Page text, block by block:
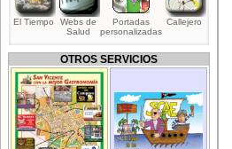
El Tiempo
Webs de
Salud
Portadas
personalizadas
Callejero
OTROS SERVICIOS